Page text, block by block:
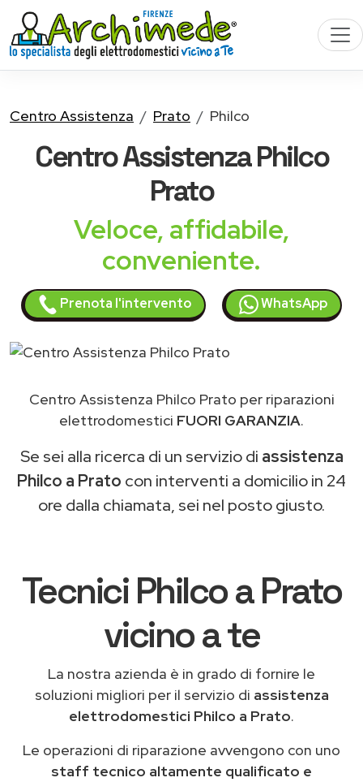
Centro Assistenza Prato Philco
Centro AssistenzaPhilco
Prato
Veloce, affidabile,
conveniente.
Prenota l'intervento WhatsApp
Centro Assistenza Philco Prato per riparazioni
elettrodomestici FUORI GARANZIA.
Se sei alla ricerca di un servizio di assistenza
Philco a Prato con interventi a domicilio in 24
ore dalla chiamata, sei nel posto giusto.
Tecnici Philco a Prato
vicino a te
La nostra azienda è in grado di fornire le
soluzioni migliori per il servizio di assistenza
elettrodomestici Philco a Prato.
Le operazioni di riparazione avvengono con uno
staff tecnico altamente qualificato e